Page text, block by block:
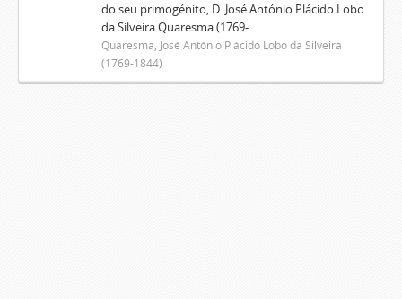
do seu primogénito, D. José António Plácido Lobo
da Silveira Quaresma (1769-...
Quaresma, José António Plácido Lobo da Silveira
(1769-1844)